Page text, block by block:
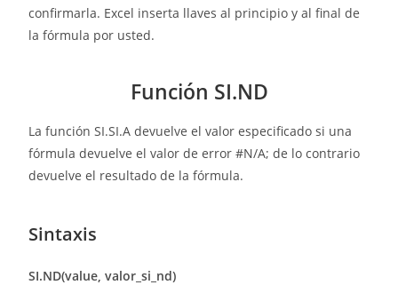
confirmarla. Excel inserta llaves al principio y al final de
la fórmula por usted.
Función SI.ND
La función SI.SI.A devuelve el valor especificado si una
fórmula devuelve el valor de error #N/A; de lo contrario
devuelve el resultado de la fórmula.
Sintaxis
SI.ND(value, valor_si_nd)